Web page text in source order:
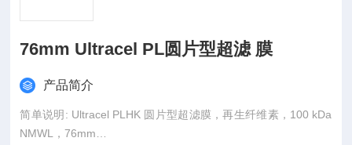
76mm Ultracel PL圆片型超滤 膜
产品简介
简单说明: Ultracel PLHK 圆片型超滤膜，再生纤维素，100 kDa
NMWL，76mm